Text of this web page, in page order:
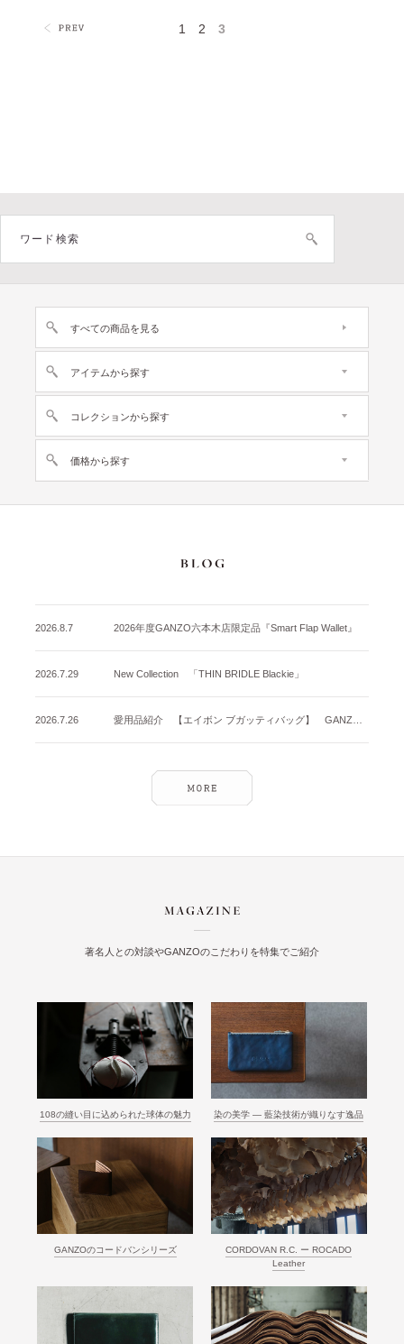
1 2 3
すべての商品を見る
アイテムから探す
コレクションから探す
価格から探す
2026.8.7 2026年度GANZO六本木店限定品『Smart Flap Wallet』
2026.7.29 New Collection 「THIN BRIDLE Blackie」
2026.7.26
著名人との対談やGANZOのこだわりを特集でご紹介
108の縫い目に込められた球体の魅力 染の美学 ― 藍染技術が織りなす逸品
GANZOのコードバンシリーズ
CORDOVAN R.C. ー ROCADO
Leather